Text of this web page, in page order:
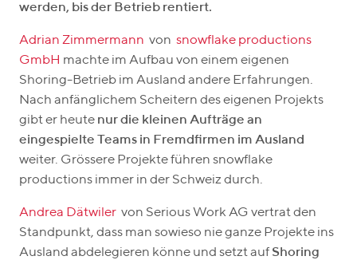
werden, bis der Betrieb rentiert.
Adrian Zimmermann von snowflake productions
GmbH machte im Aufbau von einem eigenen
Shoring-Betrieb im Ausland andere Erfahrungen.
Nach anfänglichem Scheitern des eigenen Projekts
gibt er heute nur die kleinen Aufträge an
eingespielte Teams in Fremdfirmen im Ausland
weiter. Grössere Projekte führen snowflake
productions immer in der Schweiz durch.
Andrea Dätwiler von Serious Work AG vertrat den
Standpunkt, dass man sowieso nie ganze Projekte ins
Ausland abdelegieren könne und setzt auf Shoring